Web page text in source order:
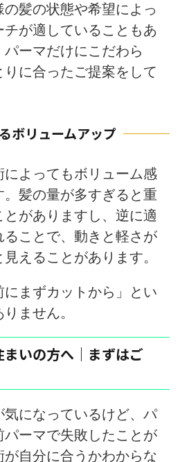
髪の状態や希望によっ
が適していることもあ
ーマだけにこだわら
に合ったご提案をして
ボリュームアップ
よってもボリューム感
髪の量が多すぎると重
がありますし、逆に適
ことで、動きと軽さが
えることがあります。
にまずカットから」とい
ません。
いの方へ｜まずはご
気になっているけど、パ
ーマで失敗したことが
自分に合うかわからな